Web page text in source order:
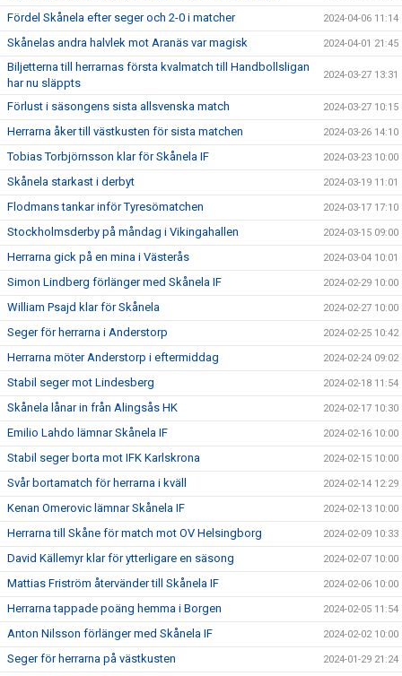
Fördel Skånela efter seger och 2-0 i matcher 2024-04-06 11:14
Skånelas andra halvlek mot Aranäs var magisk 2024-04-01 21:45
Biljetterna till herrarnas första kvalmatch till Handbollsligan
har nu släppts
2024-03-27 13:31
Förlust i säsongens sista allsvenska match 2024-03-27 10:15
Herrarna åker till västkusten för sista matchen 2024-03-26 14:10
Tobias Torbjörnsson klar för Skånela IF 2024-03-23 10:00
Skånela starkast i derbyt 2024-03-19 11:01
Flodmans tankar inför Tyresömatchen 2024-03-17 17:10
Stockholmsderby på måndag i Vikingahallen 2024-03-15 09:00
Herrarna gick på en mina i Västerås 2024-03-04 10:01
Simon Lindberg förlänger med Skånela IF 2024-02-29 10:00
William Psajd klar för Skånela 2024-02-27 10:00
Seger för herrarna i Anderstorp 2024-02-25 10:42
Herrarna möter Anderstorp i eftermiddag 2024-02-24 09:02
Stabil seger mot Lindesberg 2024-02-18 11:54
Skånela lånar in från Alingsås HK 2024-02-17 10:30
Emilio Lahdo lämnar Skånela IF 2024-02-16 10:00
Stabil seger borta mot IFK Karlskrona 2024-02-15 10:00
Svår bortamatch för herrarna i kväll 2024-02-14 12:29
Kenan Omerovic lämnar Skånela IF 2024-02-13 10:00
Herrarna till Skåne för match mot OV Helsingborg 2024-02-09 10:33
David Källemyr klar för ytterligare en säsong 2024-02-07 10:00
Mattias Friström återvänder till Skånela IF 2024-02-06 10:00
Herrarna tappade poäng hemma i Borgen 2024-02-05 11:54
Anton Nilsson förlänger med Skånela IF 2024-02-02 10:00
Seger för herrarna på västkusten 2024-01-29 21:24